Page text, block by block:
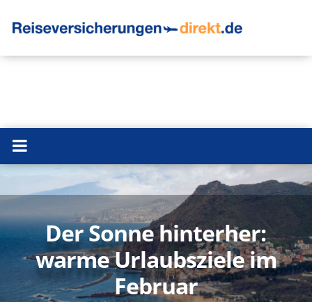
Der Sonne hinterher:
warme Urlaubsziele im
Februar